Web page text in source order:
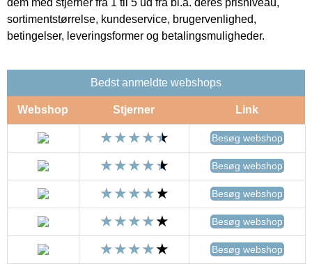
dem med stjerner fra 1 til 5 ud fra bl.a. deres prisniveau,
sortimentstørrelse, kundeservice, brugervenlighed,
betingelser, leveringsformer og betalingsmuligheder.
Bedst anmeldte webshops
Webshop Stjerner Link
Besøg webshop
Besøg webshop
Besøg webshop
Besøg webshop
Besøg webshop